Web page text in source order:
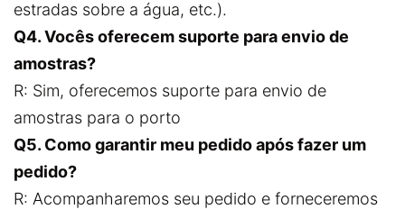
estradas sobre a água, etc.).
Q4. Vocês oferecem suporte para envio de
amostras?
R: Sim, oferecemos suporte para envio de
amostras para o porto
Q5. Como garantir meu pedido após fazer um
pedido?
R: Acompanharemos seu pedido e forneceremos